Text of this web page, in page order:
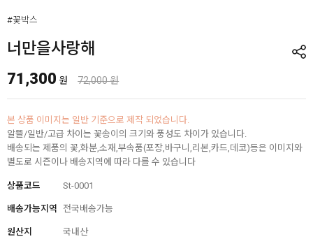
#꽃박스
너만을사랑해
71,300 원 72,000 원
본 상품 이미지는 일반 기준으로 제작 되었습니다.
알뜰/일반/고급 차이는 꽃송이의 크기와 풍성도 차이가 있습니다.
배송되는 제품의 꽃,화분,소재,부속품(포장,바구니,리본,카드,데코)등은 이미지와
별도로 시즌이나 배송지역에 따라 다를 수 있습니다
상품코드 St-0001
배송가능지역 전국배송가능
원산지 국내산